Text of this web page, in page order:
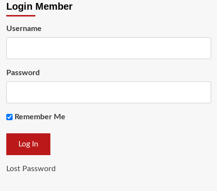
Login Member
Username
Password
Remember Me
Lost Password